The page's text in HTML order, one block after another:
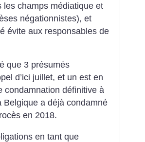
les champs médiatique et
négationnistes), et
évite aux responsables de
que 3 présumés
d’ici juillet, et un est en
définitive à
Belgique a déjà condamné
en 2018.
en tant que